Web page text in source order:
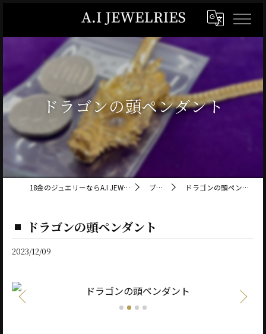
ドラゴンの頭ペンダント
18金のジュエリーならA.I JEWELRIES ブログ ドラゴンの頭ペンダント
ドラゴンの頭ペンダント
2023/12/09